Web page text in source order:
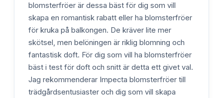
blomsterfröer är dessa bäst för dig som vill
skapa en romantisk rabatt eller ha blomsterfröer
för kruka på balkongen. De kräver lite mer
skötsel, men belöningen är riklig blomning och
fantastisk doft. För dig som vill ha blomsterfröer
bäst i test för doft och snitt är detta ett givet val.
Jag rekommenderar Impecta blomsterfröer till
trädgårdsentusiaster och dig som vill skapa